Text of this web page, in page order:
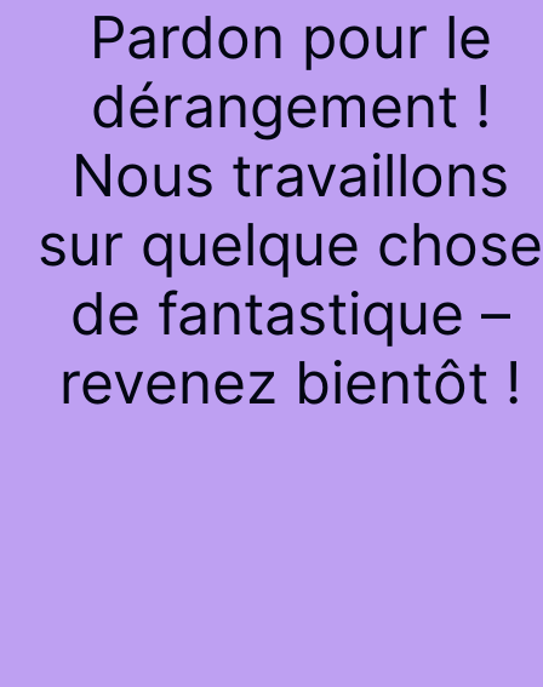
Pardon pour le
dérangement !
Nous travaillons
sur quelque chose
de fantastique –
revenez bientôt !